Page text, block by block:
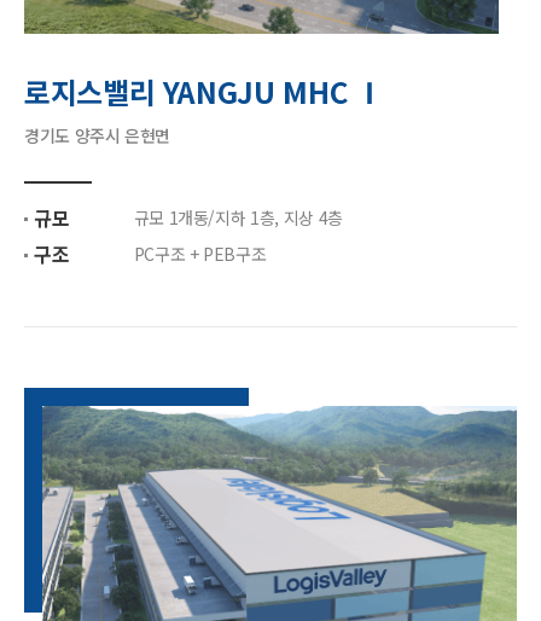
로지스밸리 YANGJU MHC Ⅰ
경기도 양주시 은현면
규모 규모 1개동/지하 1층, 지상 4층
구조 PC구조 + PEB구조